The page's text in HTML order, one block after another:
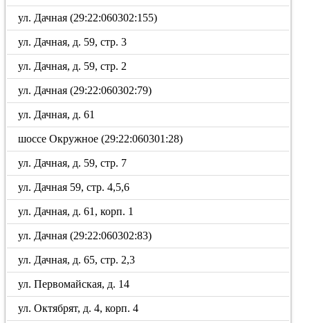
ул. Дачная (29:22:060302:155)
ул. Дачная, д. 59, стр. 3
ул. Дачная, д. 59, стр. 2
ул. Дачная (29:22:060302:79)
ул. Дачная, д. 61
шоссе Окружное (29:22:060301:28)
ул. Дачная, д. 59, стр. 7
ул. Дачная 59, стр. 4,5,6
ул. Дачная, д. 61, корп. 1
ул. Дачная (29:22:060302:83)
ул. Дачная, д. 65, стр. 2,3
ул. Первомайская, д. 14
ул. Октябрят, д. 4, корп. 4